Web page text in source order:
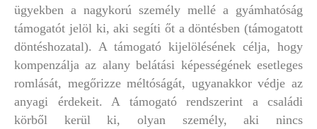
ügyekben a nagykorú személy mellé a gyámhatóság
támogatót jelöl ki, aki segíti őt a döntésben (támogatott
döntéshozatal). A támogató kijelölésének célja, hogy
kompenzálja az alany belátási képességének esetleges
romlását, megőrizze méltóságát, ugyanakkor védje az
anyagi érdekeit. A támogató rendszerint a családi
körből kerül ki, olyan személy, aki nincs